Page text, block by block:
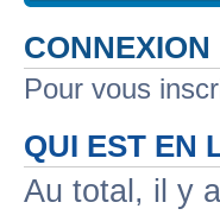
CONNEXION
Pour vous
QUI EST EN
Au total, il y a